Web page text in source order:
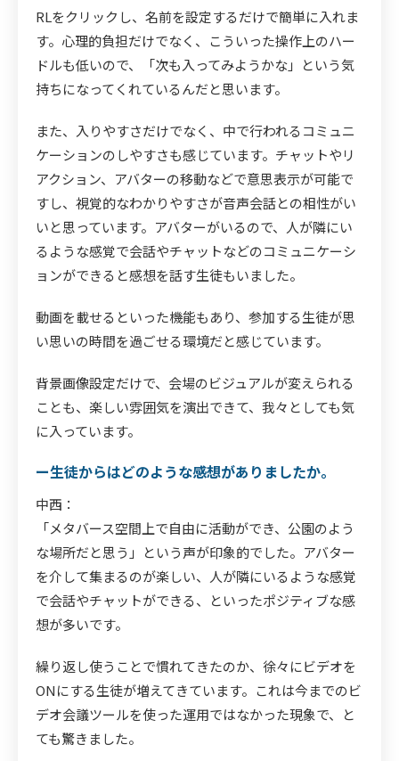
RLをクリックし、名前を設定するだけで簡単に入れま
す。心理的負担だけでなく、こういった操作上のハー
ドルも低いので、「次も入ってみようかな」という気
持ちになってくれているんだと思います。
また、入りやすさだけでなく、中で行われるコミュニ
ケーションのしやすさも感じています。チャットやリ
アクション、アバターの移動などで意思表示が可能で
すし、視覚的なわかりやすさが音声会話との相性がい
いと思っています。アバターがいるので、人が隣にい
るような感覚で会話やチャットなどのコミュニケーシ
ョンができると感想を話す生徒もいました。
動画を載せるといった機能もあり、参加する生徒が思
い思いの時間を過ごせる環境だと感じています。
背景画像設定だけで、会場のビジュアルが変えられる
ことも、楽しい雰囲気を演出できて、我々としても気
に入っています。
ー生徒からはどのような感想がありましたか。
中西：
「メタバース空間上で自由に活動ができ、公園のよう
な場所だと思う」という声が印象的でした。アバター
を介して集まるのが楽しい、人が隣にいるような感覚
で会話やチャットができる、といったポジティブな感
想が多いです。
繰り返し使うことで慣れてきたのか、徐々にビデオを
ONにする生徒が増えてきています。これは今までのビ
デオ会議ツールを使った運用ではなかった現象で、と
ても驚きました。